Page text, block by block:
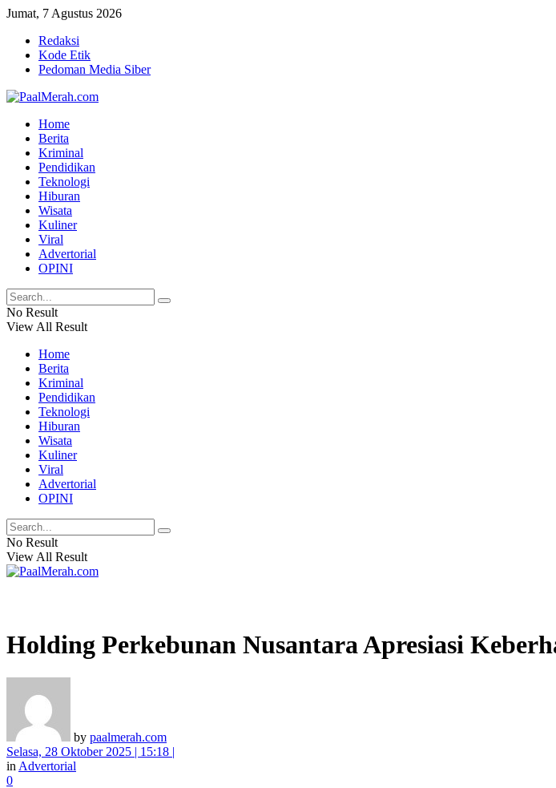
Jumat, 7 Agustus 2026
Redaksi
Kode Etik
Pedoman Media Siber
Home
Berita
Kriminal
Pendidikan
Teknologi
Hiburan
Wisata
Kuliner
Viral
Advertorial
OPINI
No Result
View All Result
Home
Berita
Kriminal
Pendidikan
Teknologi
Hiburan
Wisata
Kuliner
Viral
Advertorial
OPINI
No Result
View All Result
Holding Perkebunan Nusantara Apresiasi
by paalmerah.com
Selasa, 28 Oktober 2025 | 15:18 |
in Advertorial
0